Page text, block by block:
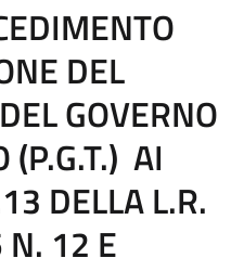
DEL
GOVERNO
(P.G.T.) AI
DELLA L.R.
12 E